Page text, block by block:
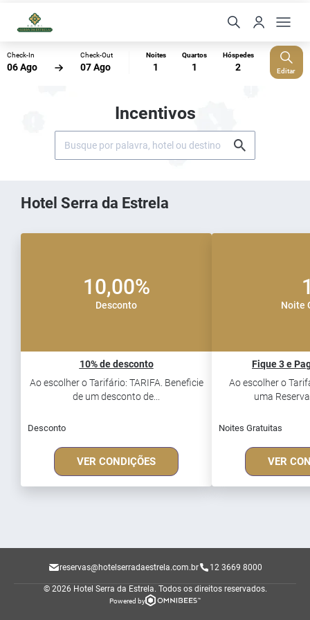
Check-In
06 Ago
Check-Out
07 Ago
Noites
1
Quartos
1
Hóspedes
2 Editar
Incentivos
Hotel Serra da Estrela
10,00%
Desconto
10% de desconto
Ao escolher o Tarifário: TARIFA. Beneficie
de um desconto de...
Desconto
VER CONDIÇÕES
Noite
Fique 3 e
Ao escolher o
uma
Noites Gratuitas
VER
reservas@hotelserradaestrela.com.br 12 3669 8000
© 2026 Hotel Serra da Estrela. Todos os direitos reservados.
Powered by